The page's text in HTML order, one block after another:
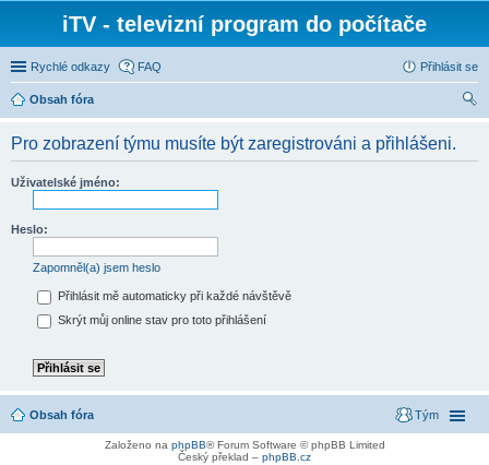
iTV - televizní program do počítače
Rychlé odkazy FAQ Přihlásit se
Obsah fóra
Pro zobrazení týmu musíte být zaregistrováni a přihlášeni.
Uživatelské jméno:
Heslo:
Zapomněl(a) jsem heslo
Přihlásit mě automaticky při každé návštěvě
Skrýt můj online stav pro toto přihlášení
Obsah fóra Tým
Založeno na phpBB® Forum Software © phpBB Limited
Český překlad – phpBB.cz